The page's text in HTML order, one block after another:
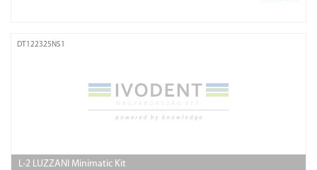
DT122325NS1
L-2 LUZZANI Minimatic Kit